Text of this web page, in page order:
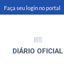
Faça seu login no portal
DIÁRIO OFICIAL